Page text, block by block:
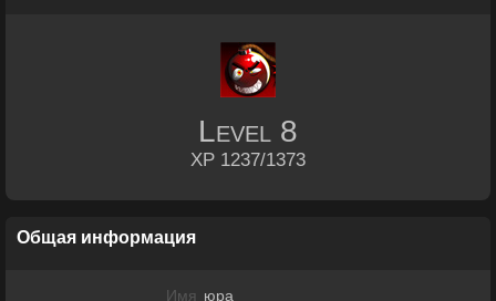
Level 8
XP 1237/1373
Общая информация
Имя юра